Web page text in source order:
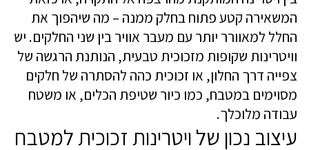
המשאירה קטע פתוח בחלק ממנה – מה שיהפוך את
החלל למאוורר יותר עם מעבר אוויר בין שני החלקים. יש
וויטרינות שקופות מזכוכית טבעית, הנותנת הרגשה של
צפייה דרך החלון, או זכוכית כהה להסתרה של חלקים
מסוימים במטבח, כמו כיור שטיפת הכלים, או משטח
עבודה מלוכלך.
עיצוב נכון של ויטרינות זכוכית למטבח